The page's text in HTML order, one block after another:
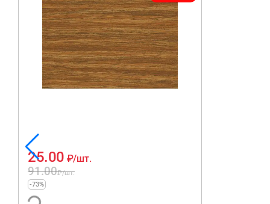
91.00₽/шт.
25.00 ₽/шт.
-73%